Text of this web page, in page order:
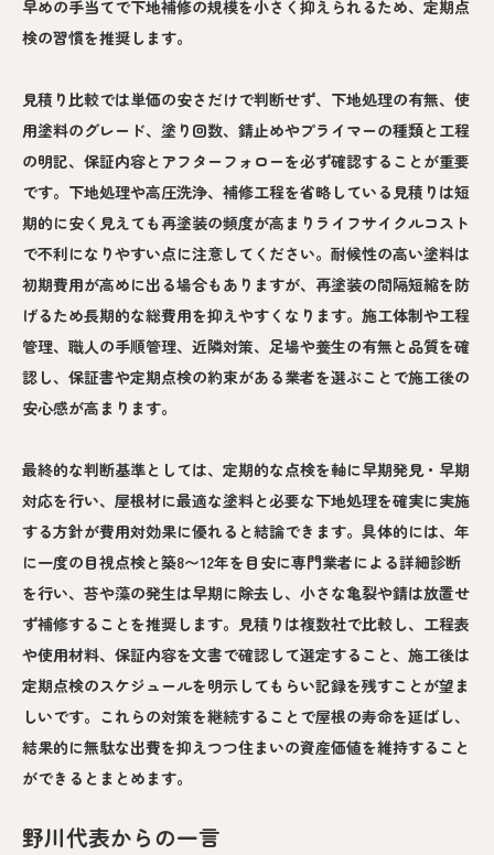
早めの手当てで下地補修の規模を小さく抑えられるため、定期点
検の習慣を推奨します。
見積り比較では単価の安さだけで判断せず、下地処理の有無、使
用塗料のグレード、塗り回数、錆止めやプライマーの種類と工程
の明記、保証内容とアフターフォローを必ず確認することが重要
です。下地処理や高圧洗浄、補修工程を省略している見積りは短
期的に安く見えても再塗装の頻度が高まりライフサイクルコスト
で不利になりやすい点に注意してください。耐候性の高い塗料は
初期費用が高めに出る場合もありますが、再塗装の間隔短縮を防
げるため長期的な総費用を抑えやすくなります。施工体制や工程
管理、職人の手順管理、近隣対策、足場や養生の有無と品質を確
認し、保証書や定期点検の約束がある業者を選ぶことで施工後の
安心感が高まります。
最終的な判断基準としては、定期的な点検を軸に早期発見・早期
対応を行い、屋根材に最適な塗料と必要な下地処理を確実に実施
する方針が費用対効果に優れると結論できます。具体的には、年
に一度の目視点検と築8〜12年を目安に専門業者による詳細診断
を行い、苔や藻の発生は早期に除去し、小さな亀裂や錆は放置せ
ず補修することを推奨します。見積りは複数社で比較し、工程表
や使用材料、保証内容を文書で確認して選定すること、施工後は
定期点検のスケジュールを明示してもらい記録を残すことが望ま
しいです。これらの対策を継続することで屋根の寿命を延ばし、
結果的に無駄な出費を抑えつつ住まいの資産価値を維持すること
ができるとまとめます。
野川代表からの一言